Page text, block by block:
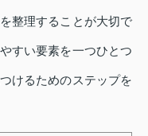
整理することが大切で
すい要素を一つひとつ
けるためのステップを